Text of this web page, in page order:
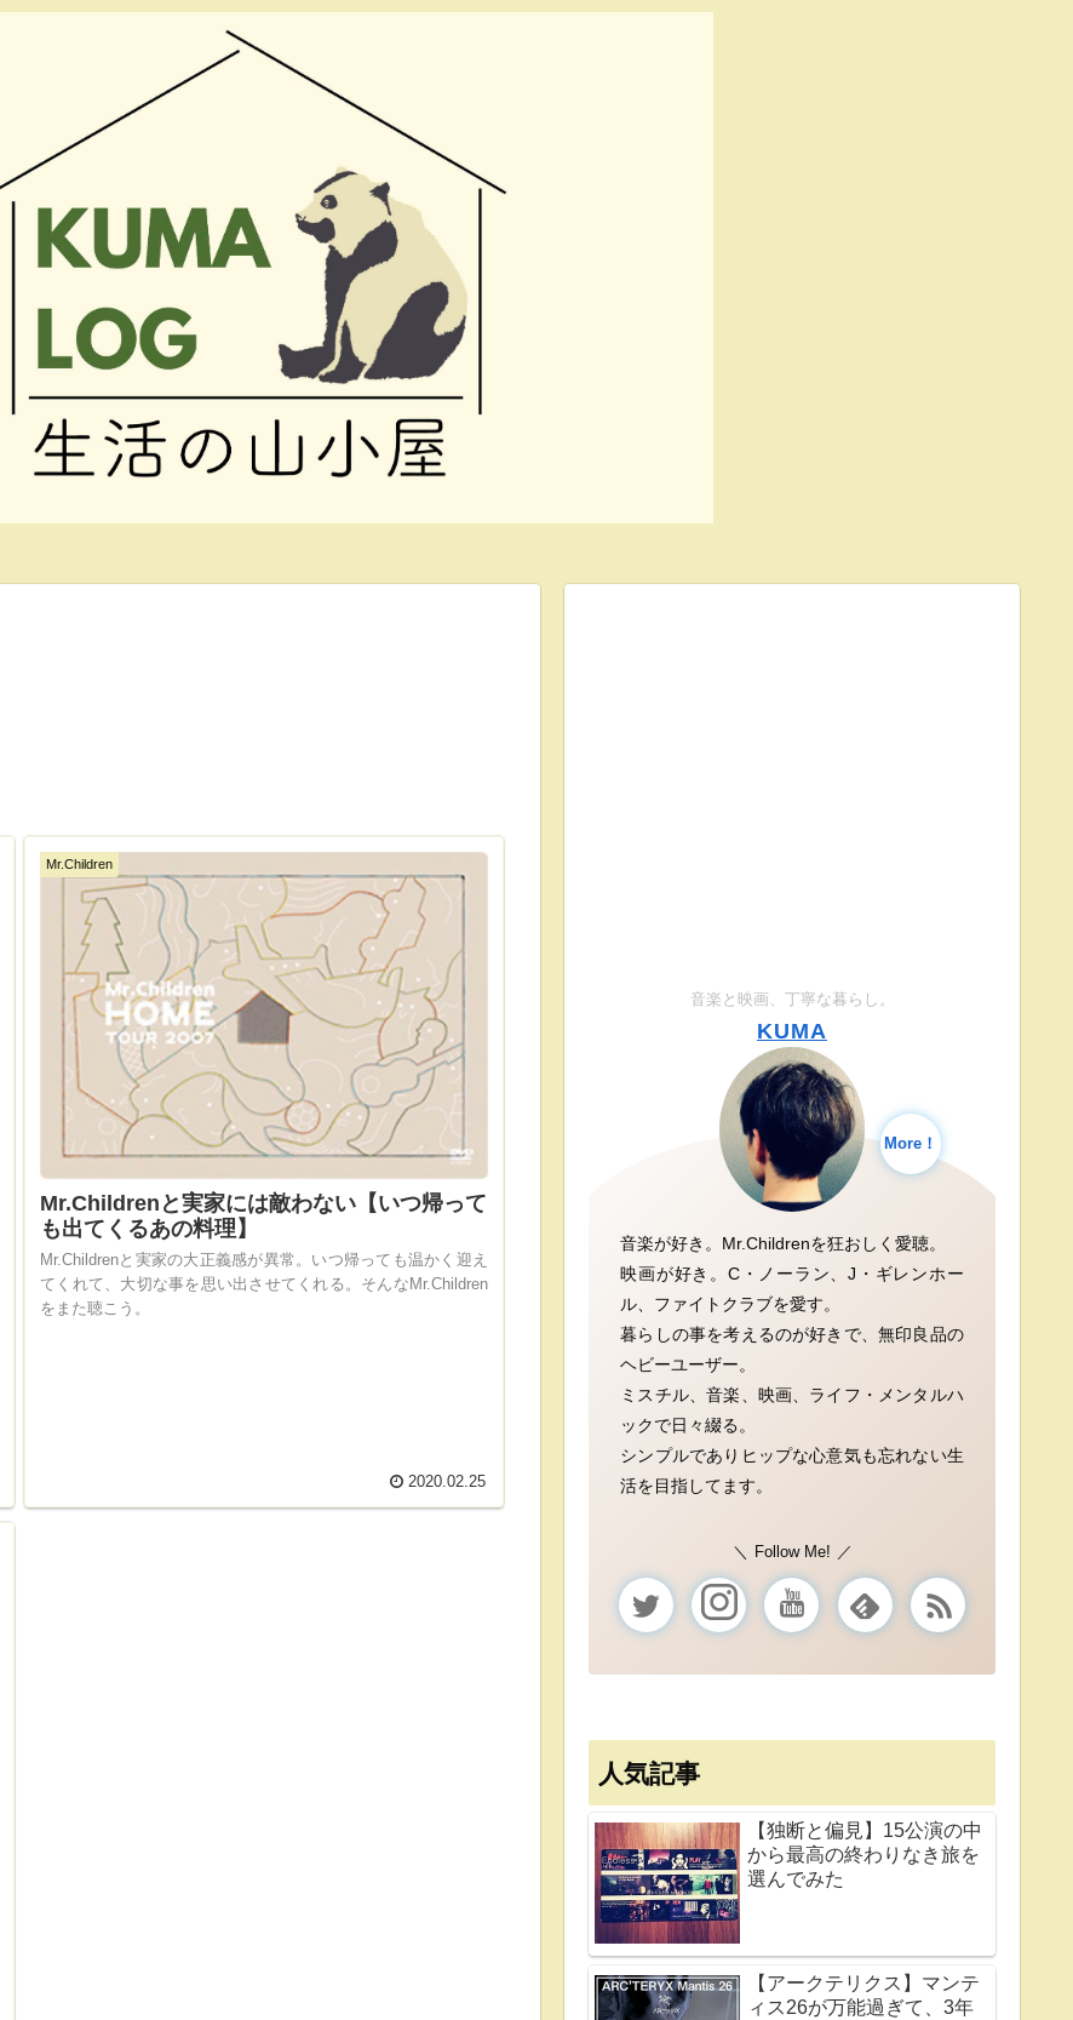
Mr.Children
Mr.Childrenと実家には敵わない【いつ帰って
も出てくるあの料理】
Mr.Childrenと実家の大正義感が異常。いつ帰っても温かく迎え
てくれて、大切な事を思い出させてくれる。そんなMr.Children
をまた聴こう。
2020.02.25
音楽と映画、丁寧な暮らし。
KUMA
More！
音楽が好き。Mr.Childrenを狂おしく愛聴。
映画が好き。C・ノーラン、J・ギレンホー
ル、ファイトクラブを愛す。
暮らしの事を考えるのが好きで、無印良品の
ヘビーユーザー。
ミスチル、音楽、映画、ライフ・メンタルハ
ックで日々綴る。
シンプルでありヒップな心意気も忘れない生
活を目指してます。
Follow Me!
人気記事
【独断と偏見】15公演の中
から最高の終わりなき旅を
選んでみた
【アークテリクス】マンテ
ィス26が万能過ぎて、3年